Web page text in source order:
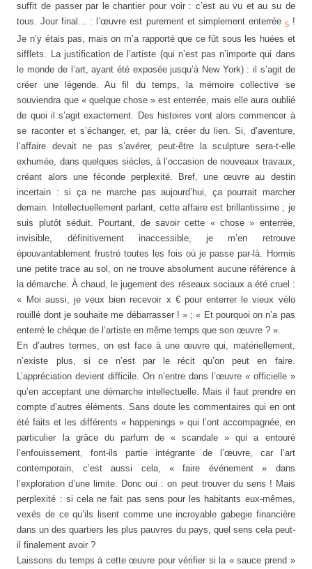
suffit de passer par le chantier pour voir : c’est au vu et au su de
tous. Jour final... : l’œuvre est purement et simplement enterrée 5!
Je n’y étais pas, mais on m’a rapporté que ce fût sous les huées et
sifflets. La justification de l’artiste (qui n’est pas n’importe qui dans
le monde de l’art, ayant été exposée jusqu’à New York) : il s’agit de
créer une légende. Au fil du temps, la mémoire collective se
souviendra que « quelque chose » est enterrée, mais elle aura oublié
de quoi il s’agit exactement. Des histoires vont alors commencer à
se raconter et s’échanger, et, par là, créer du lien. Si, d’aventure,
l’affaire devait ne pas s’avérer, peut-être la sculpture sera-t-elle
exhumée, dans quelques siècles, à l’occasion de nouveaux travaux,
créant alors une féconde perplexité. Bref, une œuvre au destin
incertain : si ça ne marche pas aujourd’hui, ça pourrait marcher
demain. Intellectuellement parlant, cette affaire est brillantissime ; je
suis plutôt séduit. Pourtant, de savoir cette « chose » enterrée,
invisible, définitivement inaccessible, je m’en retrouve
épouvantablement frustré toutes les fois où je passe par-là. Hormis
une petite trace au sol, on ne trouve absolument aucune référence à
la démarche. À chaud, le jugement des réseaux sociaux a été cruel :
« Moi aussi, je veux bien recevoir x € pour enterrer le vieux vélo
rouillé dont je souhaite me débarrasser ! » ; « Et pourquoi on n’a pas
enterré le chèque de l’artiste en même temps que son œuvre ? ».
En d’autres termes, on est face à une œuvre qui, matériellement,
n’existe plus, si ce n’est par le récit qu’on peut en faire.
L’appréciation devient difficile. On n’entre dans l’œuvre « officielle »
qu’en acceptant une démarche intellectuelle. Mais il faut prendre en
compte d’autres éléments. Sans doute les commentaires qui en ont
été faits et les différents « happenings » qui l’ont accompagnée, en
particulier la grâce du parfum de « scandale » qui a entouré
l’enfouissement, font-ils partie intégrante de l’œuvre, car l’art
contemporain, c’est aussi cela, « faire événement » dans
l’exploration d’une limite. Donc oui : on peut trouver du sens ! Mais
perplexité : si cela ne fait pas sens pour les habitants eux-mêmes,
vexés de ce qu’ils lisent comme une incroyable gabegie financière
dans un des quartiers les plus pauvres du pays, quel sens cela peut-
il finalement avoir ?
Laissons du temps à cette œuvre pour vérifier si la « sauce prend »